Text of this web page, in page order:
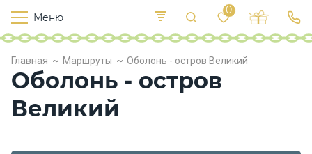
Главная Маршруты Оболонь - остров Великий
Оболонь - остров
Великий
Меню
0
Т
е
л
х
К
е
Р
с